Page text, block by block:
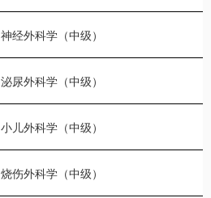
神经外科学（中级）
泌尿外科学（中级）
小儿外科学（中级）
烧伤外科学（中级）